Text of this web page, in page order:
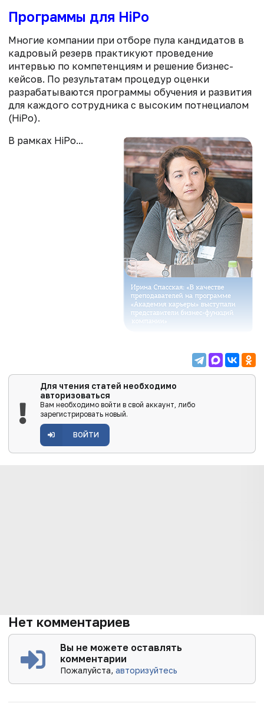
Программы для HiPo
Многие компании при отборе пула кандидатов в
кадровый резерв практикуют проведение
интервью по компетенциям и решение бизнес-
кейсов. По результатам процедур оценки
разрабатываются программы обучения и развития
для каждого сотрудника с высоким потнециалом
(HiPo).
В рамках HiPo...
Для чтения статей необходимо
авторизоваться
Вам необходимо войти в свой аккаунт, либо
зарегистрировать новый.
ВОЙТИ
Нет комментариев
Вы не можете оставлять
комментарии
Пожалуйста,авторизуйтесь